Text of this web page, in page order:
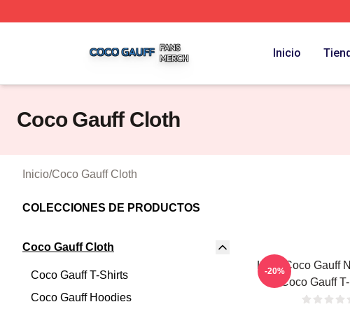
Inicio
Coco Gauff Cloth
Inicio/Coco Gauff Cloth
COLECCIONES DE PRODUCTOS
Coco Gauff Cloth
Coco Gauff T-Shirts
Coco Gauff Hoodies
Love Coco Gauff
Coco Gauff
-20%